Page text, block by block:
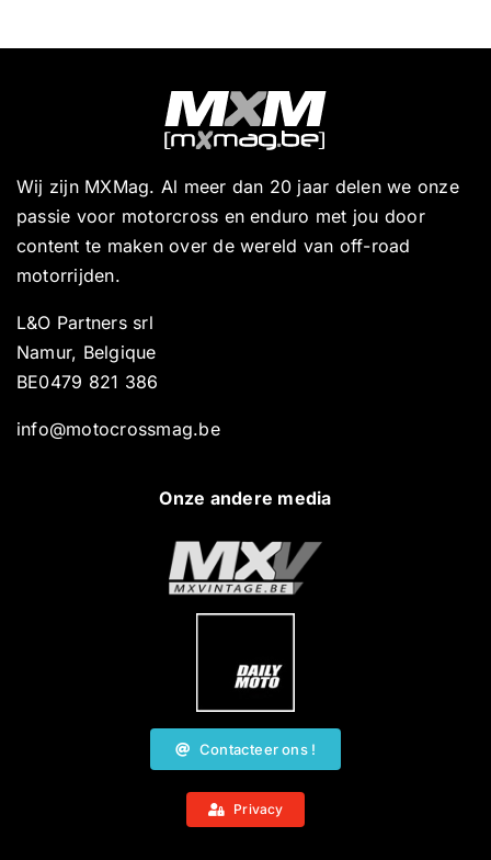
Wij zijn MXMag. Al meer dan 20 jaar delen we onze
passie voor motorcross en enduro met jou door
content te maken over de wereld van off-road
motorrijden.
L&O Partners srl
Namur, Belgique
BE0479 821 386
info@motocrossmag.be
Onze andere media
Contacteer ons !
Privacy